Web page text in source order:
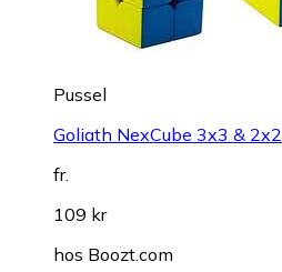
Pussel
Goliath NexCube 3x3 & 2x2
fr.
109 kr
hos Boozt.com